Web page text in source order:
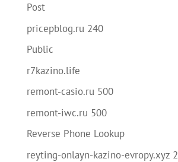
Post
pricepblog.ru 240
Public
r7kazino.life
remont-casio.ru 500
remont-iwc.ru 500
Reverse Phone Lookup
reyting-onlayn-kazino-evropy.xyz 2